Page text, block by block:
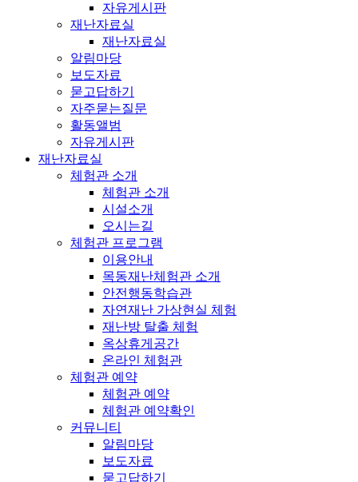
자유게시판
재난자료실
재난자료실
알림마당
보도자료
묻고답하기
자주묻는질문
활동앨범
자유게시판
재난자료실
체험관 소개
체험관 소개
시설소개
오시는길
체험관 프로그램
이용안내
목동재난체험관 소개
안전행동학습관
자연재난 가상현실 체험
재난방 탈출 체험
옥상휴게공간
온라인 체험관
체험관 예약
체험관 예약
체험관 예약확인
커뮤니티
알림마당
보도자료
묻고답하기